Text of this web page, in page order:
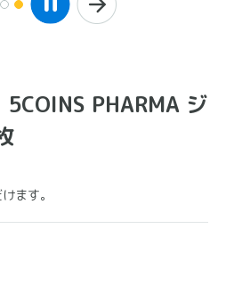
5COINS PHARMA ジ
ます。